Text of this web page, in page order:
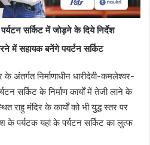
सर्किट में जोड़ने के दिये निर्देश
में सहायक बनेंगे पयर्टन सर्किट
के अंतर्गत निर्माणाधीन धारीदेवी-कमलेश्वर-
सर्किट के निर्माण कार्यों में तेजी लाने के
राहु मंदिर के कार्यों को भी युद्ध स्तर पर
के पर्यटक यहां के पर्यटन सर्किट का लुत्फ